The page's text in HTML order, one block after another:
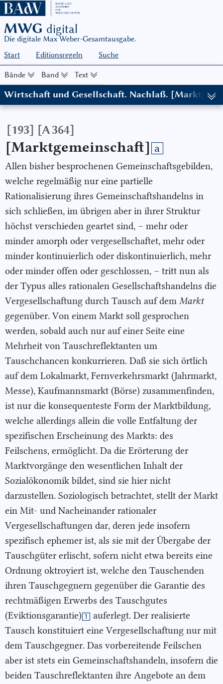
MWG digital
Die digitale Max Weber-Gesamtausgabe.
Start
Editionsregeln Suche
Bände Band Text
Wirtschaft und Gesellschaft. Nachlaß.
(in: MWG I/22-1, hg. von Wolfgang J. Mommsen, in
[193] [A 364]
[Marktgemeinschaft] a
Allen bisher besprochenen Gemeinschaftsgebilden,
welche regelmäßig nur eine partielle
Rationalisierung ihres Gemeinschaftshandelns in
sich schließen, im übrigen aber in ihrer Struktur
höchst verschieden geartet sind, – mehr oder
minder amorph oder vergesellschaftet, mehr oder
minder kontinuierlich oder diskontinuierlich, mehr
oder minder offen oder geschlossen, – tritt nun als
der Typus alles rationalen Gesellschaftshandelns die
Vergesellschaftung durch Tausch auf dem Markt
gegenüber. Von einem Markt soll gesprochen
werden, sobald auch nur auf einer Seite eine
Mehrheit von Tauschreflektanten um
Tauschchancen konkurrieren. Daß sie sich örtlich
auf dem Lokalmarkt, Fernverkehrsmarkt (Jahrmarkt,
Messe), Kaufmannsmarkt (Börse) zusammenfinden,
ist nur die konsequenteste Form der Marktbildung,
welche allerdings allein die volle Entfaltung der
spezifischen Erscheinung des Markts: des
Feilschens, ermöglicht. Da die Erörterung der
Marktvorgänge den wesentlichen Inhalt der
Sozialökonomik bildet, sind sie hier nicht
darzustellen. Soziologisch betrachtet, stellt der Markt
ein Mit- und Nacheinander rationaler
Vergesellschaftungen dar, deren jede insofern
spezifisch ephemer ist, als sie mit der Übergabe der
Tauschgüter erlischt, sofern nicht etwa bereits eine
Ordnung oktroyiert ist, welche den Tauschenden
ihren Tauschgegnern gegenüber die Garantie des
rechtmäßigen Erwerbs des Tauschgutes
(Eviktionsgarantie) 1
auferlegt. Der realisierte
Tausch konstituiert eine Vergesellschaftung nur mit
dem Tauschgegner. Das vorbereitende Feilschen
aber ist stets ein Gemeinschaftshandeln, insofern die
beiden Tauschreflektanten ihre Angebote an dem